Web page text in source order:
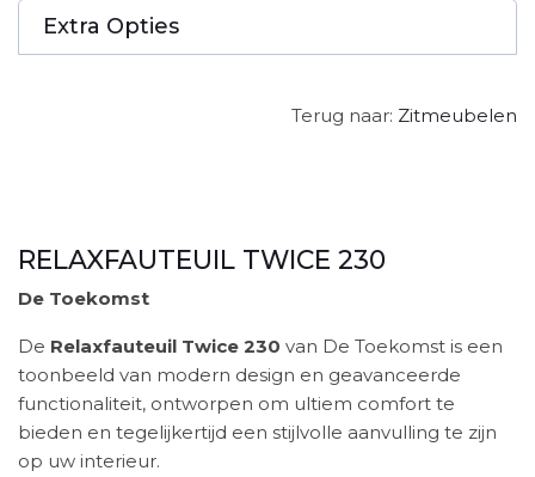
Extra Opties
Terug naar: Zitmeubelen
RELAXFAUTEUIL TWICE 230
De Toekomst
De Relaxfauteuil Twice 230 van De Toekomst is een
toonbeeld van modern design en geavanceerde
functionaliteit, ontworpen om ultiem comfort te
bieden en tegelijkertijd een stijlvolle aanvulling te zijn
op uw interieur.​